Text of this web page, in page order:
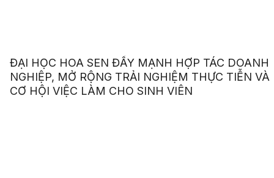
ĐẠI HỌC HOA SEN ĐẨY MẠNH HỢP TÁC DOANH
NGHIỆP, MỞ RỘNG TRẢI NGHIỆM THỰC TIỄN VÀ
CƠ HỘI VIỆC LÀM CHO SINH VIÊN